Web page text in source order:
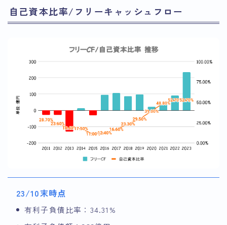
自己資本比率/フリーキャッシュフロー
23/10末時点
有利子負債比率：34.31%